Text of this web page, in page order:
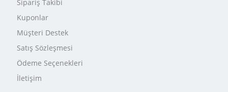
Sipariş Takibi
Kuponlar
Müşteri Destek
Satış Sözleşmesi
Ödeme Seçenekleri
İletişim